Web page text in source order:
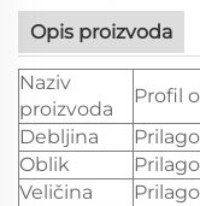
Opis proizvoda
Naziv
proizvoda
Profil
Debljina
Oblik
Veličina